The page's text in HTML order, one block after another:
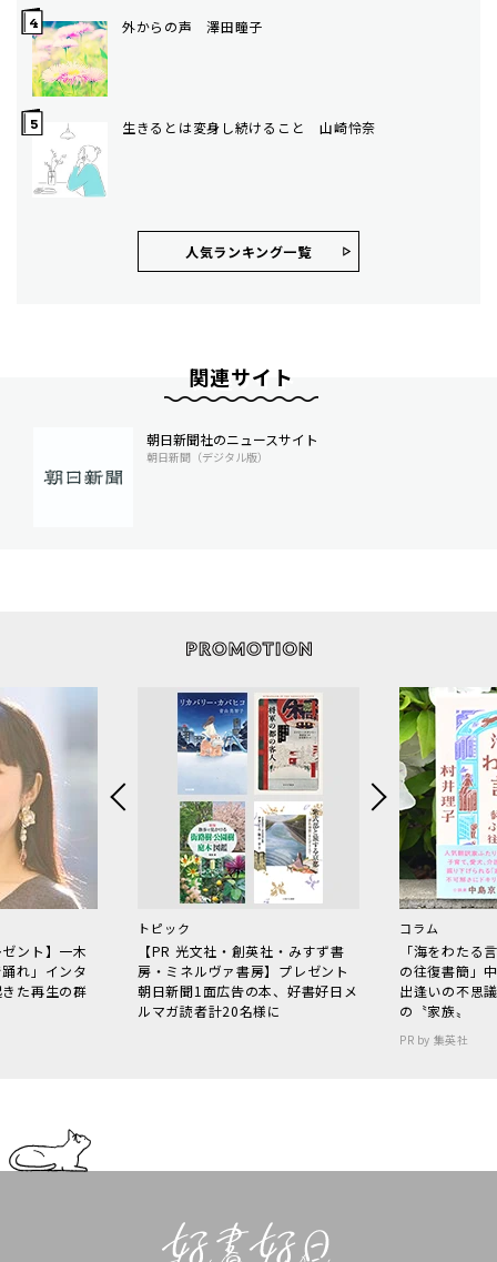
外からの声 澤田瞳子
生きるとは変身し続けること 山崎怜奈
人気ランキング⼀覧
関連サイト
朝日新聞社のニュースサイト
朝日新聞（デジタル版）
ント】一木
れ」インタ
た再生の群
トピック
【PR 光文社・創英社・みすず書
房・ミネルヴァ書房】プレゼント
朝日新聞1面広告の本、好書好日メ
ルマガ読者計20名様に
コラム
「海をわた
の往復書簡」
出逢いの不思
の〝家族〟
PR by 集英社